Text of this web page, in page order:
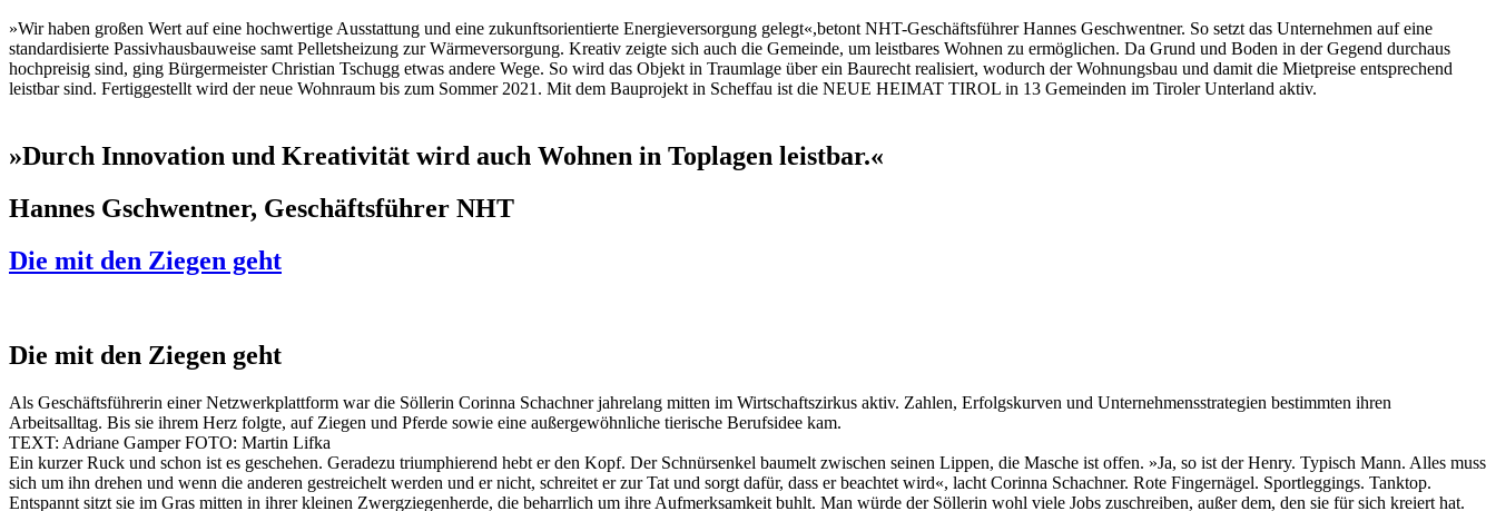
»Wir haben großen Wert auf eine hochwertige Ausstattung und eine zukunftsorientierte Energieversorgung gelegt«,betont NHT-Geschäftsführer Hannes Geschwentner. So setzt das Unternehmen auf eine
standardisierte Passivhausbauweise samt Pelletsheizung zur Wärmeversorgung. Kreativ zeigte sich auch die Gemeinde, um leistbares Wohnen zu ermöglichen. Da Grund und Boden in der Gegend durchaus
hochpreisig sind, ging Bürgermeister Christian Tschugg etwas andere Wege. So wird das Objekt in Traumlage über ein Baurecht realisiert, wodurch der Wohnungsbau und damit die Mietpreise entsprechend
leistbar sind. Fertiggestellt wird der neue Wohnraum bis zum Sommer 2021. Mit dem Bauprojekt in Scheffau ist die NEUE HEIMAT TIROL in 13 Gemeinden im Tiroler Unterland aktiv.
»Durch Innovation und Kreativität wird auch Wohnen in Toplagen leistbar.«
Hannes Gschwentner, Geschäftsführer NHT
Die mit den Ziegen geht
Die mit den Ziegen geht
Als Geschäftsführerin einer Netzwerkplattform war die Söllerin Corinna Schachner jahrelang mitten im Wirtschaftszirkus aktiv. Zahlen, Erfolgskurven und Unternehmensstrategien bestimmten ihren
Arbeitsalltag. Bis sie ihrem Herz folgte, auf Ziegen und Pferde sowie eine außergewöhnliche tierische Berufsidee kam.
TEXT: Adriane Gamper FOTO: Martin Lifka
Ein kurzer Ruck und schon ist es geschehen. Geradezu triumphierend hebt er den Kopf. Der Schnürsenkel baumelt zwischen seinen Lippen, die Masche ist offen. »Ja, so ist der Henry. Typisch Mann. Alles muss
sich um ihn drehen und wenn die anderen gestreichelt werden und er nicht, schreitet er zur Tat und sorgt dafür, dass er beachtet wird«, lacht Corinna Schachner. Rote Fingernägel. Sportleggings. Tanktop.
Entspannt sitzt sie im Gras mitten in ihrer kleinen Zwergziegenherde, die beharrlich um ihre Aufmerksamkeit buhlt. Man würde der Söllerin wohl viele Jobs zuschreiben, außer dem, den sie für sich kreiert hat.